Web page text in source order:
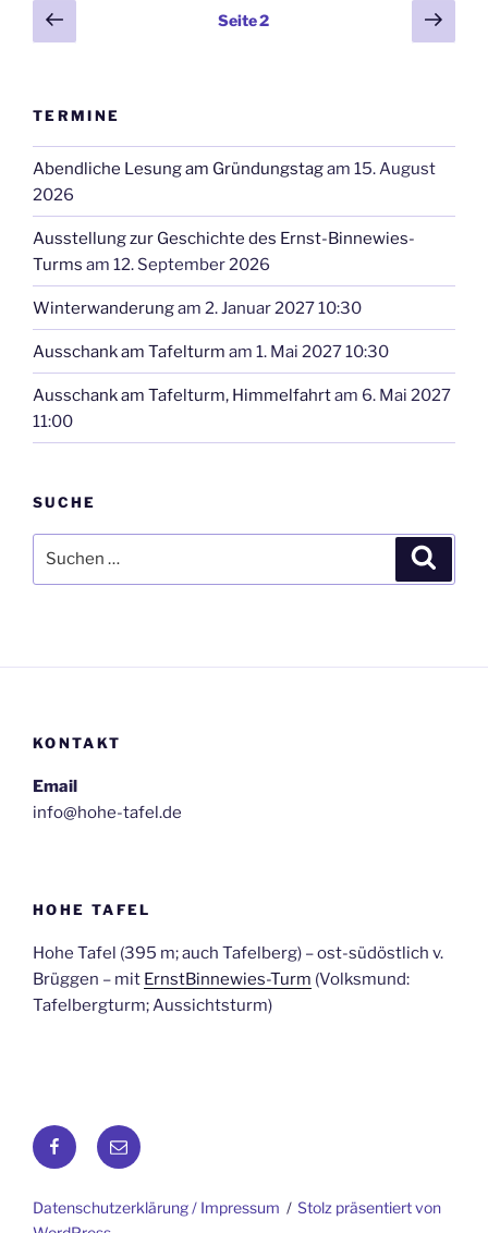
Seitennummerierung
der
Vorherige
Seite
Seite2
TERMINE
Abendliche Lesung am Gründungstagam 15. August
2026
Ausstellung zur Geschichte des Ernst-Binnewies-
Turms am 12. September 2026
Winterwanderungam 2. Januar 2027 10:30
Ausschank am Tafelturm am 1. Mai 2027 10:30
Ausschank am Tafelturm, Himmelfahrtam 6. Mai 2027
11:00
SUCHE
nach:
KONTAKT
Email
info@hohe-tafel.de
HOHE TAFEL
Hohe Tafel (395 m; auch Tafelberg) – ost-südöstlich v.
Brüggen – mit ErnstBinnewies-Turm (Volksmund:
Tafelbergturm; Aussichtsturm)
Facebook
E-
Mail
Datenschutzerklärung / Impressum
Stolz präsentiert von